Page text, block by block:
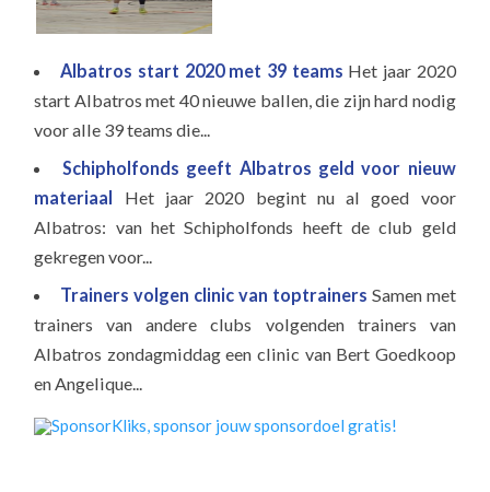
Albatros start 2020 met 39 teams Het jaar 2020
start Albatros met 40 nieuwe ballen, die zijn hard nodig
voor alle 39 teams die...
Schipholfonds geeft Albatros geld voor nieuw
materiaal Het jaar 2020 begint nu al goed voor
Albatros: van het Schipholfonds heeft de club geld
gekregen voor...
Trainers volgen clinic van toptrainers Samen met
trainers van andere clubs volgenden trainers van
Albatros zondagmiddag een clinic van Bert Goedkoop
en Angelique...